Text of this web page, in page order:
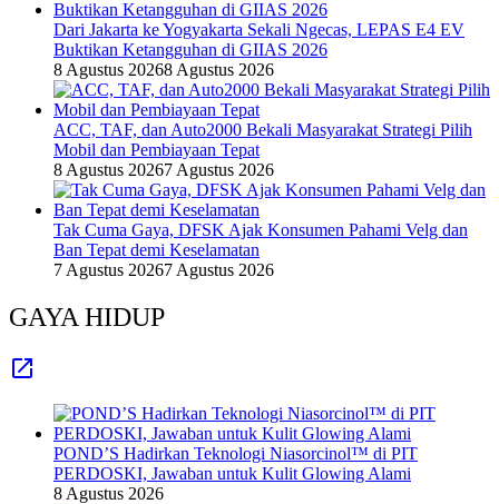
Dari Jakarta ke Yogyakarta Sekali Ngecas, LEPAS E4 EV
Buktikan Ketangguhan di GIIAS 2026
8 Agustus 20268 Agustus 2026
ACC, TAF, dan Auto2000 Bekali Masyarakat Strategi Pilih
Mobil dan Pembiayaan Tepat
8 Agustus 20267 Agustus 2026
Tak Cuma Gaya, DFSK Ajak Konsumen Pahami Velg dan
Ban Tepat demi Keselamatan
7 Agustus 20267 Agustus 2026
GAYA HIDUP
POND’S Hadirkan Teknologi Niasorcinol™ di PIT
PERDOSKI, Jawaban untuk Kulit Glowing Alami
8 Agustus 2026